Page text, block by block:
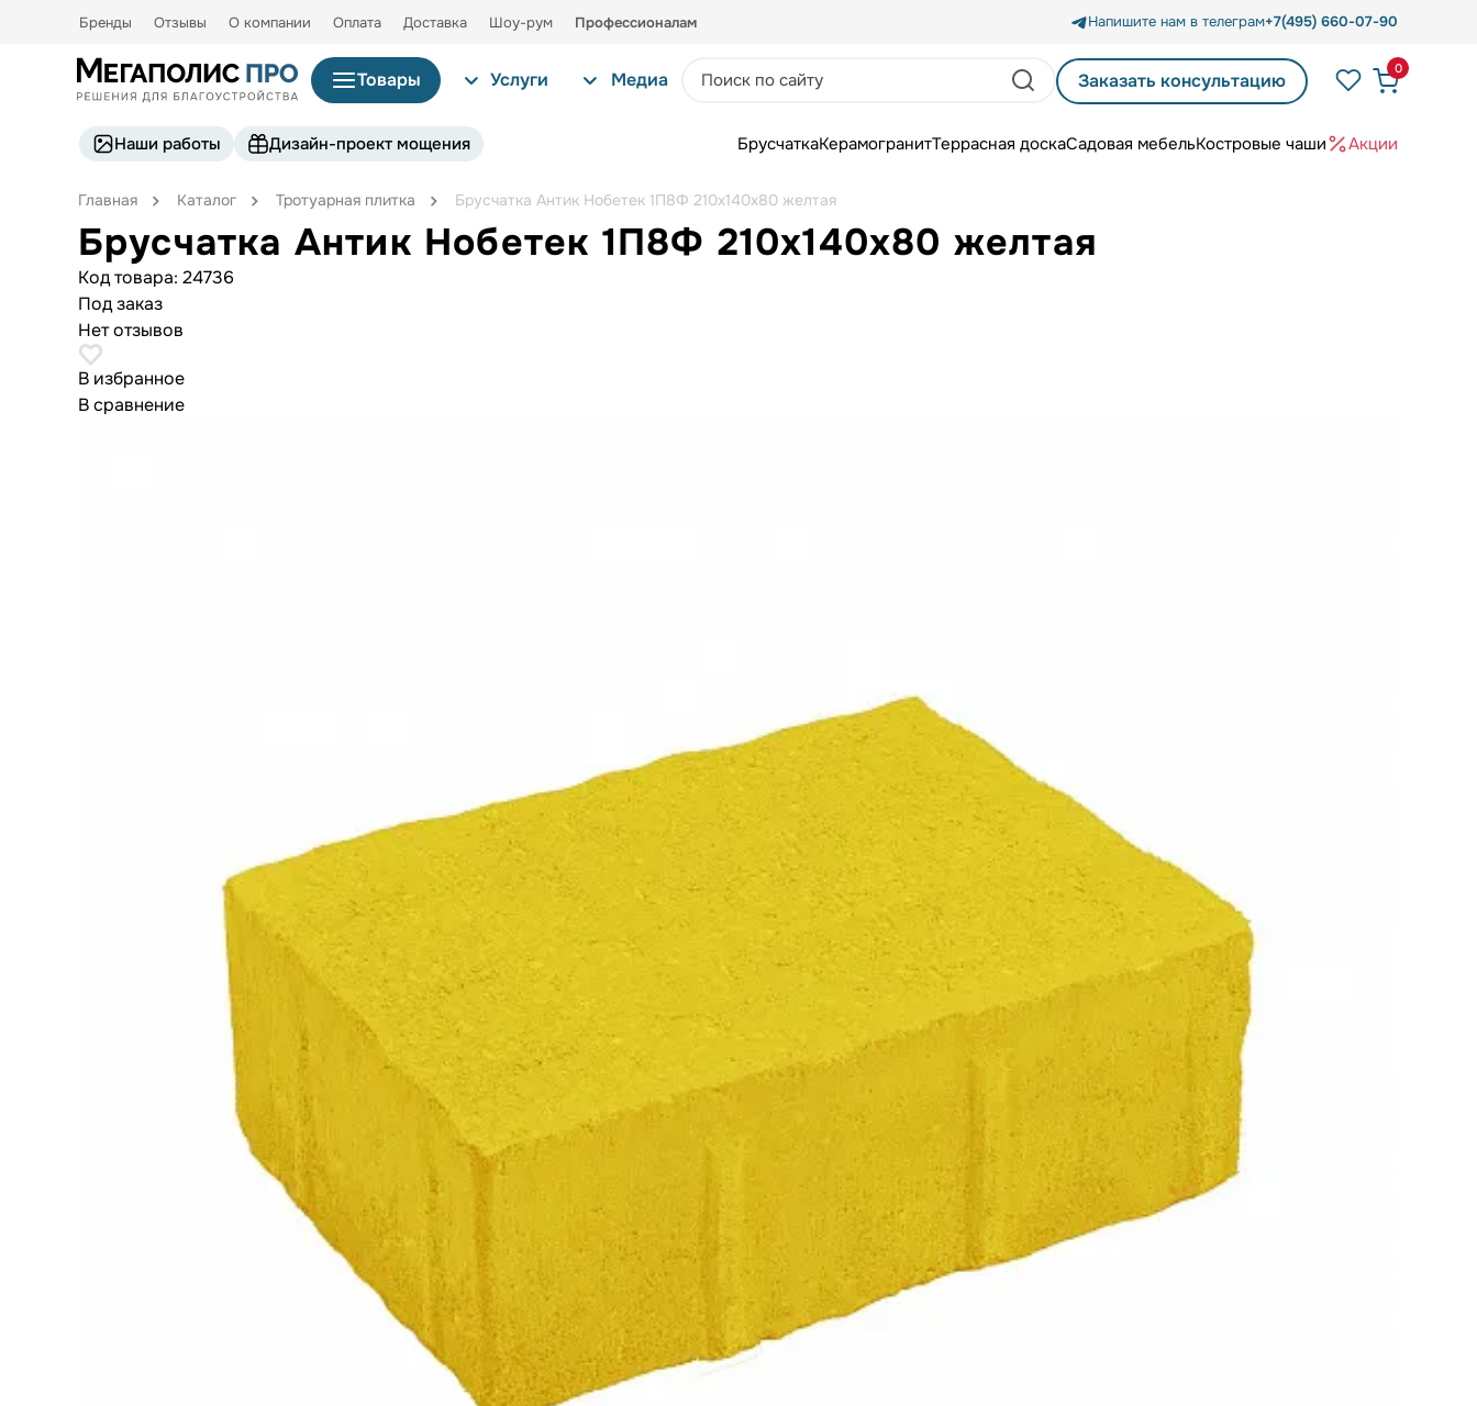
Бренды Отзывы О компании Оплата Доставка Шоу-рум Профессионалам Напишите нам в телеграм+7(495) 660-07-90
Товары Услуги Медиа Заказать консультацию
0
Наши работы Дизайн-проект мощения БрусчаткаКерамогранитТеррасная доскаСадовая мебельКостровые чаши Акции
Главная Каталог Тротуарная плитка Брусчатка Антик Нобетек 1П8Ф 210х140х80 желтая
Брусчатка Антик Нобетек 1П8Ф 210х140х80 желтая
Код товара: 24736
Под заказ
Нет отзывов
В избранное
В сравнение